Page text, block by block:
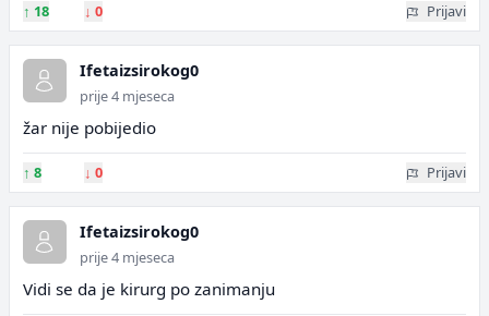
↑ 18 ↓ 0 Prijavi
Ifetaizsirokog0
prije 4 mjeseca
žar nije pobijedio
↑ 8 ↓ 0 Prijavi
Ifetaizsirokog0
prije 4 mjeseca
Vidi se da je kirurg po zanimanju